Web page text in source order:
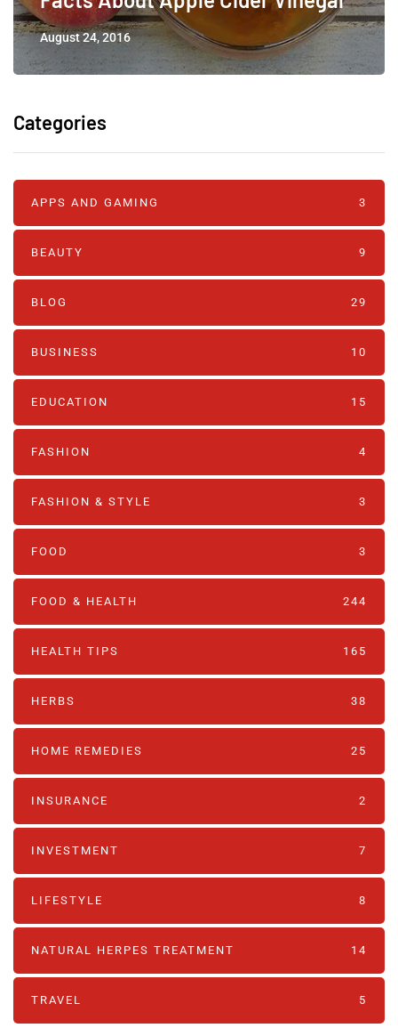
August 24, 2016
Categories
APPS AND GAMING 3
BEAUTY 9
BLOG 29
BUSINESS 10
EDUCATION 15
FASHION 4
FASHION & STYLE 3
FOOD 3
FOOD & HEALTH 244
HEALTH TIPS 165
HERBS 38
HOME REMEDIES 25
INSURANCE 2
INVESTMENT 7
LIFESTYLE 8
NATURAL HERPES TREATMENT‎ 14
TRAVEL 5